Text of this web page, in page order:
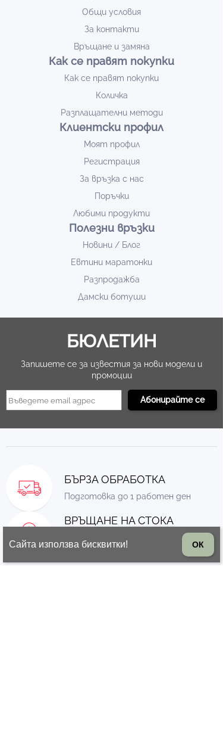
Общи условия
За контакти
Връщане и замяна
Как се правят покупки
Как се правят покупки
Количка
Разплащателни методи
Клиентски профил
Моят профил
Регистрация
За връзка с нас
Поръчки
Любими продукти
Полезни връзки
Новини / Блог
Евтини маратонки
Разпродажба
Дамски ботуши
БЮЛЕТИН
Запишете се за известия за нови модели и
промоции
БЪРЗА ОБРАБОТКА
Подготовка до 1 работен ден
ВРЪЩАНЕ НА СТОКА
стоката
Сайта използва бисквитки! ОК